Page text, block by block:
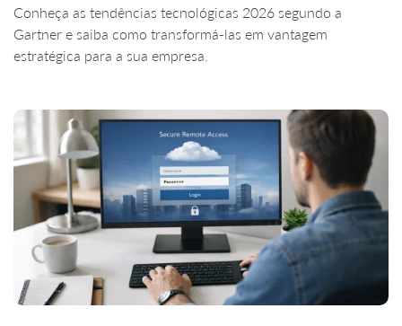
Conheça as tendências tecnológicas 2026 segundo a
Gartner e saiba como transformá-las em vantagem
estratégica para a sua empresa.